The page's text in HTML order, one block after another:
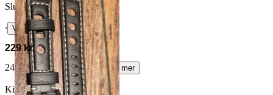
Slutpris
∙ Visa bud
229 kr
242 kr med köparskydd. Läs mer
Kickerz vann auktionen